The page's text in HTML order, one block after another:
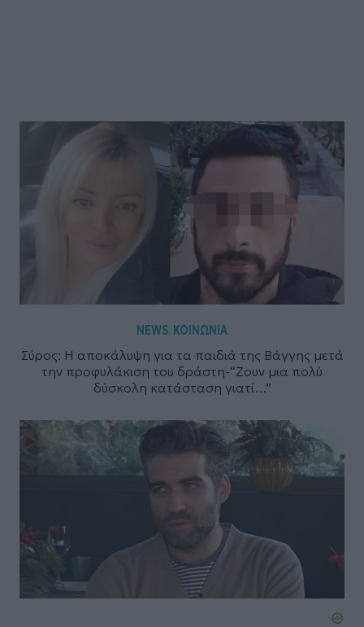
NEWS, ΚΟΙΝΩΝΙΑ
Σύρος: Η αποκάλυψη για τα παιδιά της Βάγγης μετά
την προφυλάκιση του δράστη-“Ζουν μια πολύ
δύσκολη κατάσταση γιατί…”